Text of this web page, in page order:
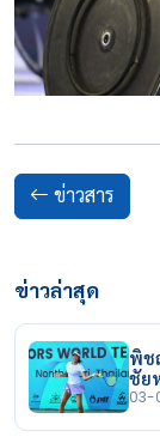
ข่าวสาร
ข่าวล่าสุด
พิช
ชัย
03-